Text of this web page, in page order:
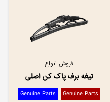
فروش انواع
تیغه برف پاک کن اصلی
Genuine Parts
Genuine Parts